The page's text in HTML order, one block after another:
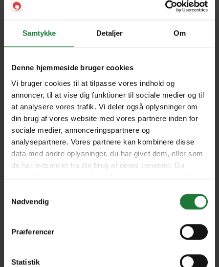
Samtykke Detaljer Om
Denne hjemmeside bruger cookies
Vi bruger cookies til at tilpasse vores indhold og
annoncer, til at vise dig funktioner til sociale medier og til
at analysere vores trafik. Vi deler også oplysninger om
din brug af vores website med vores partnere inden for
sociale medier, annonceringspartnere og
analysepartnere. Vores partnere kan kombinere disse
data med andre oplysninger, du har givet dem, eller som
de har indsamlet fra din brug af deres tjenester. Du
samtykker til vores cookies, hvis du fortsætter med at
Nødvendig
Præferencer
Statistik
July-August 2023/No. 70 May-June 2023/No. 69
March-April 2023/No. 68
January-February 2023/ No.
March-April 2022/ No. 62
January-February 2022/ No.